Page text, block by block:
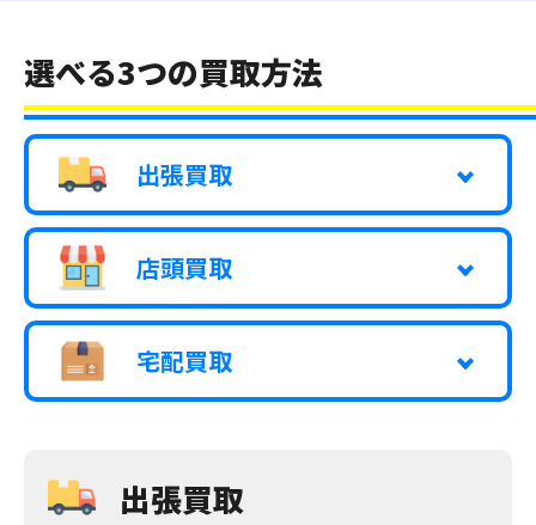
選べる3つの買取方法
出張買取
店頭買取
宅配買取
出張買取